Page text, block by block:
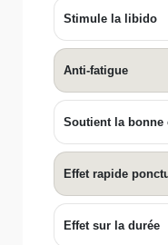
Stimule la libido
Anti-fatigue
Soutient la
Effet rapide
Effet sur la durée